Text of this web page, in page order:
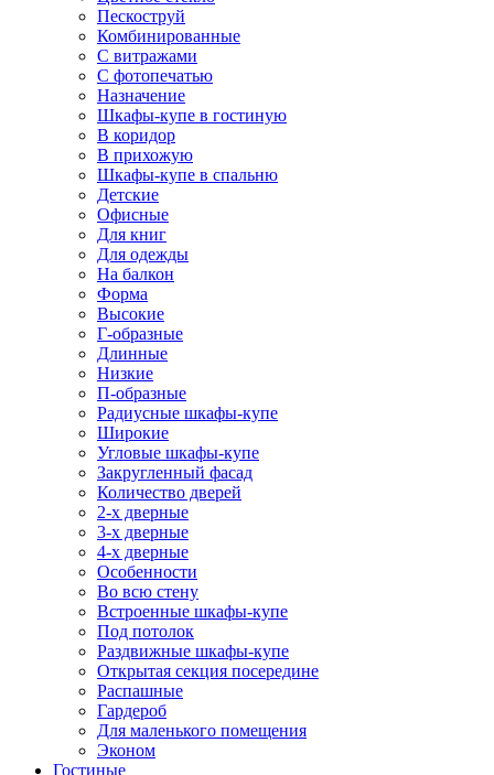
Пескоструй
Комбинированные
С витражами
С фотопечатью
Назначение
Шкафы-купе в гостиную
В коридор
В прихожую
Шкафы-купе в спальню
Детские
Офисные
Для книг
Для одежды
На балкон
Форма
Высокие
Г-образные
Длинные
Низкие
П-образные
Радиусные шкафы-купе
Широкие
Угловые шкафы-купе
Закругленный фасад
Количество дверей
2-х дверные
3-х дверные
4-х дверные
Особенности
Во всю стену
Встроенные шкафы-купе
Под потолок
Раздвижные шкафы-купе
Открытая секция посередине
Распашные
Гардероб
Для маленького помещения
Эконом
Гостиные